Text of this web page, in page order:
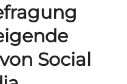
Social